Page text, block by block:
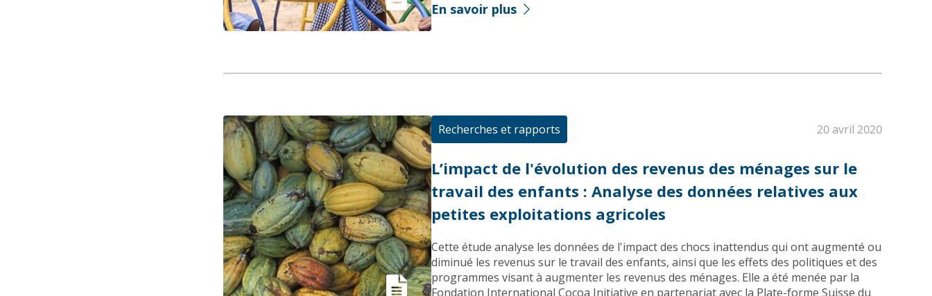
En savoir plus
Recherches et rapports 20 avril 2020
L’impact de l'évolution des revenus des ménages sur le
travail des enfants : Analyse des données relatives aux
petites exploitations agricoles
Cette étude analyse les données de l'impact des chocs inattendus qui ont augmenté ou
diminué les revenus sur le travail des enfants, ainsi que les effets des politiques et des
programmes visant à augmenter les revenus des ménages. Elle a été menée par la
Fondation International Cocoa Initiative en partenariat avec la Plate-forme Suisse du